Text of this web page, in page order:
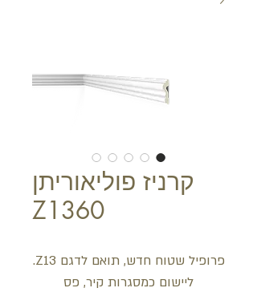
קרניז פוליאוריתן
Z1360
פרופיל שטוח חדש, תואם לדגם Z13.
ליישום כמסגרות קיר, פס